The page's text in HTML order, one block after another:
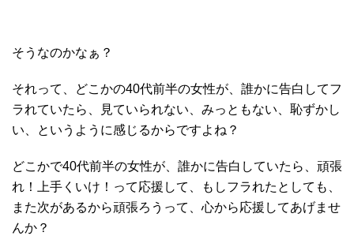
そうなのかなぁ？
それって、どこかの40代前半の女性が、誰かに告白してフ
ラれていたら、見ていられない、みっともない、恥ずかし
い、というように感じるからですよね？
どこかで40代前半の女性が、誰かに告白していたら、頑張
れ！上手くいけ！って応援して、もしフラれたとしても、
また次があるから頑張ろうって、心から応援してあげませ
んか？